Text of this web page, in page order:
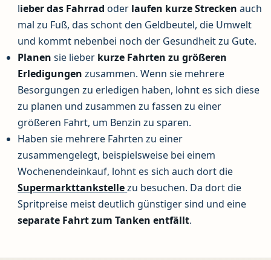
lieber das Fahrrad oder laufen kurze Strecken auch
mal zu Fuß, das schont den Geldbeutel, die Umwelt
und kommt nebenbei noch der Gesundheit zu Gute.
Planen sie lieber kurze Fahrten zu größeren
Erledigungen zusammen. Wenn sie mehrere
Besorgungen zu erledigen haben, lohnt es sich diese
zu planen und zusammen zu fassen zu einer
größeren Fahrt, um Benzin zu sparen.
Haben sie mehrere Fahrten zu einer
zusammengelegt, beispielsweise bei einem
Wochenendeinkauf, lohnt es sich auch dort die
Supermarkttankstellezu besuchen. Da dort die
Spritpreise meist deutlich günstiger sind und eine
separate Fahrt zum Tanken entfällt.